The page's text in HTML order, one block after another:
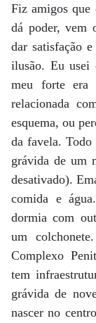
Fiz amigos que
dá poder, vem
dar satisfação
ilusão. Eu usei
meu forte era
relacionada
esquema, ou
da favela. Todo
grávida de um
desativado).
comida e
dormia com
um
Complexo
tem
grávida de
nascer no